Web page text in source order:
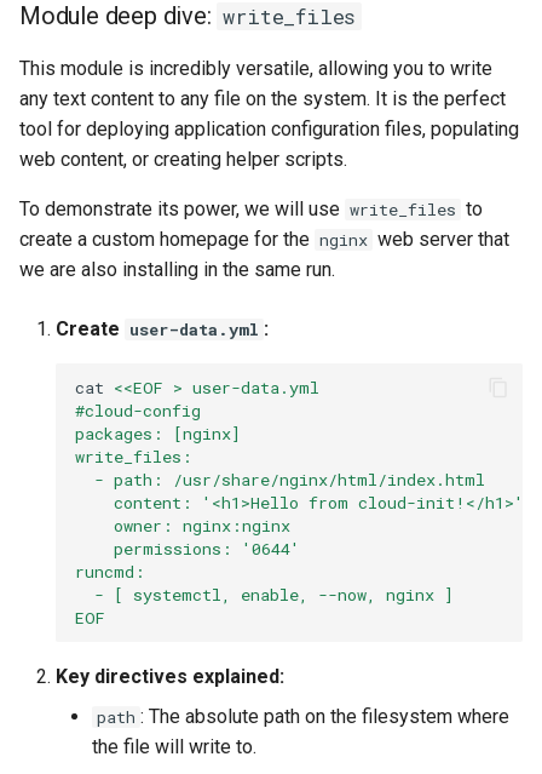
Module deep dive: write_files
This module is incredibly versatile, allowing you to write
any text content to any file on the system. It is the perfect
tool for deploying application configuration files, populating
web content, or creating helper scripts.
To demonstrate its power, we will use write_files to
create a custom homepage for the nginx web server that
we are also installing in the same run.
Create user-data.yml :
cat <<EOF > user-data.yml
#cloud-config
packages: [nginx]
write_files:
  - path: /usr/share/nginx/html/index.html
    content: '<h1>Hello from cloud-init!</h1>'
    owner: nginx:nginx
    permissions: '0644'
runcmd:
  - [ systemctl, enable, --now, nginx ]
EOF
Key directives explained:
path : The absolute path on the filesystem where
the file will write to.